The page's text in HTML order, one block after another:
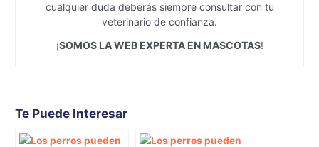
cualquier duda deberás siempre consultar con tu
veterinario de confianza.
¡SOMOS LA WEB EXPERTA EN MASCOTAS!
Te Puede Interesar